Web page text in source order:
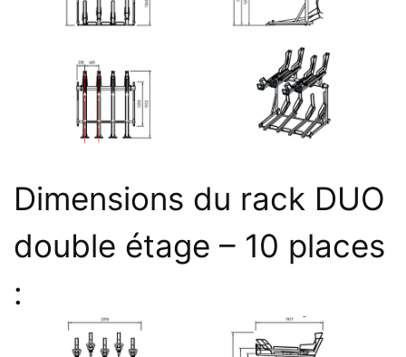
Dimensions du rack DUO
double étage – 10 places
: